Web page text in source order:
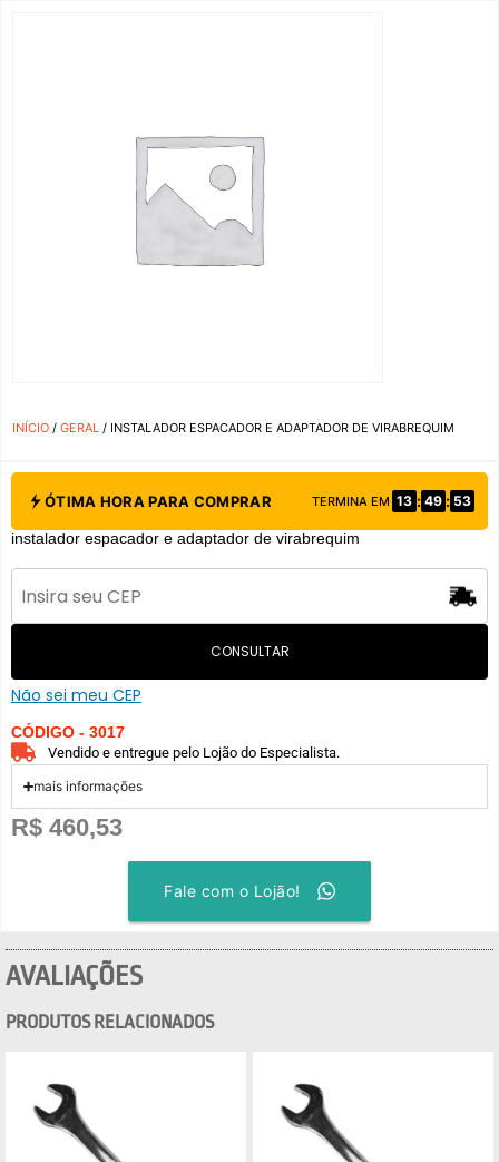
INÍCIO / GERAL / INSTALADOR ESPACADOR E ADAPTADOR DE VIRABREQUIM
ÓTIMA HORA PARA COMPRAR TERMINA EM 13 : 49 : 53
instalador espacador e adaptador de virabrequim
CONSULTAR
Não sei meu CEP
CÓDIGO - 3017
Vendido e entregue pelo Lojão do Especialista.
mais informações
R$ 460,53
Fale com o Lojão!
AVALIAÇÕES
PRODUTOS RELACIONADOS